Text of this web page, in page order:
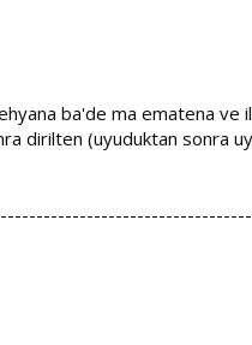
ba'de ma ematena ve
dirilten (uyuduktan sonra